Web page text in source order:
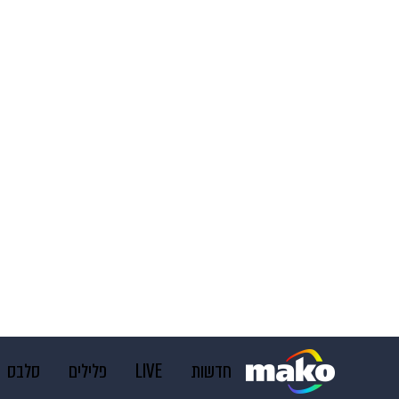
חדשות LIVE פלילים סלבס